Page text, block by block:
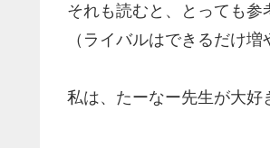
それも読むと、とっても参
（ライバルはできるだけ増
私は、たーなー先生が大